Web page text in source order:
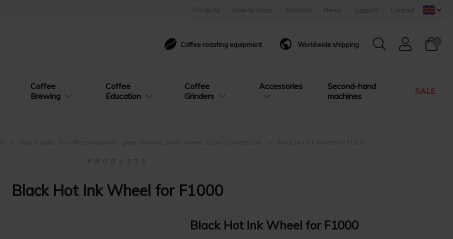
Products How to order About us News Support Contact
Coffee roasting equipment Worldwide shipping
Coffee
Brewing
Coffee
Education
Coffee
Grinders
Accessories
Second-hand
machines
SALE
Spare parts, for coffee machines - price, reviews, store, where to buy | cmsale.com Black Hot Ink Wheel for F1000
P R O D U C T S
Black Hot Ink Wheel for F1000
Black Hot Ink Wheel for F1000